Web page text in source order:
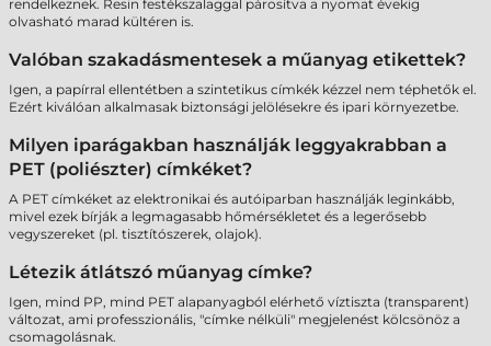
rendelkeznek. Resin festékszalaggal párosítva a nyomat évekig
olvasható marad kültéren is.
Valóban szakadásmentesek a műanyag etikettek?
Igen, a papírral ellentétben a szintetikus címkék kézzel nem téphetők el.
Ezért kiválóan alkalmasak biztonsági jelölésekre és ipari környezetbe.
Milyen iparágakban használják leggyakrabban a
PET (poliészter) címkéket?
A PET címkéket az elektronikai és autóiparban használják leginkább,
mivel ezek bírják a legmagasabb hőmérsékletet és a legerősebb
vegyszereket (pl. tisztítószerek, olajok).
Létezik átlátszó műanyag címke?
Igen, mind PP, mind PET alapanyagból elérhető víztiszta (transparent)
változat, ami professzionális, "címke nélküli" megjelenést kölcsönöz a
csomagolásnak.